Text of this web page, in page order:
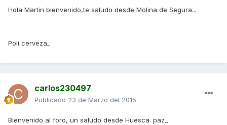
Hola Martin bienvenido,te saludo desde Molina de Segura...
Poli cerveza_
carlos230497
Publicado 23 de Marzo del 2015
Bienvenido al foro, un saludo desde Huesca. paz_